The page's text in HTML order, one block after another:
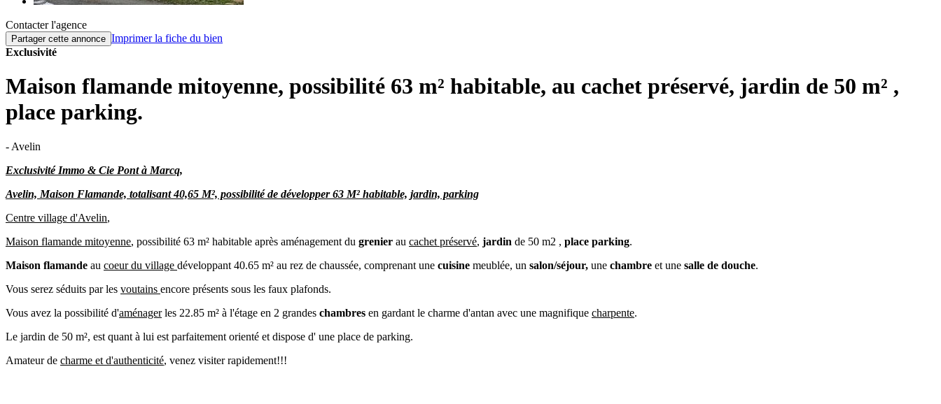
Contacter l'agence
Partager cette annonce Imprimer la fiche du bien
Exclusivité
Maison flamande mitoyenne, possibilité 63 m² habitable, au cachet préservé, jardin de 50 m² ,
place parking.
- Avelin
Exclusivité Immo & Cie Pont à Marcq,
Avelin, Maison Flamande, totalisant 40,65 M², possibilité de développer 63 M² habitable, jardin, parking
Centre village d'Avelin,
Maison flamande mitoyenne, possibilité 63 m² habitable après aménagement du grenier au cachet préservé, jardin de 50 m2 , place parking.
Maison flamande au coeur du village développant 40.65 m² au rez de chaussée, comprenant une cuisine meublée, un salon/séjour, une chambre et une salle de douche.
Vous serez séduits par les voutains encore présents sous les faux plafonds.
Vous avez la possibilité d'aménagerles 22.85 m² à l'étage en 2 grandes chambres en gardant le charme d'antan avec une magnifique charpente.
Le jardin de 50 m², est quant à lui est parfaitement orienté et dispose d' une place de parking.
Amateur de charme et d'authenticité, venez visiter rapidement!!!